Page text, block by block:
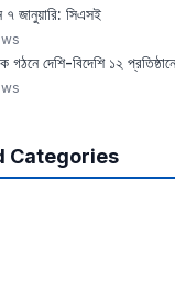
৭ জানুয়ারি: সিএসই
গঠনে দেশি-বিদেশি ১২
Categories